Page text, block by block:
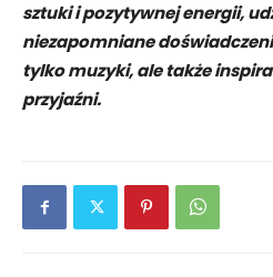
sztuki i pozytywnej energii,
niezapomniane
tylko muzyki, ale także
przyjaźni.